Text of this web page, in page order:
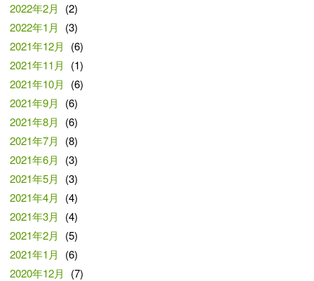
2022年2月
(2)
2022年1月
(3)
2021年12月
(6)
2021年11月
(1)
2021年10月
(6)
2021年9月
(6)
2021年8月
(6)
2021年7月
(8)
2021年6月
(3)
2021年5月
(3)
2021年4月
(4)
2021年3月
(4)
2021年2月
(5)
2021年1月
(6)
2020年12月
(7)